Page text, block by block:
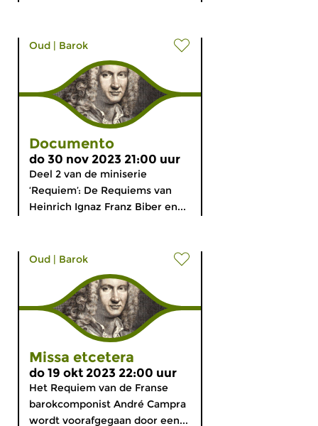
Oud | Barok
Documento
do 30 nov 2023 21:00 uur
Deel 2 van de miniserie
‘Requiem’: De Requiems van
Heinrich Ignaz Franz Biber en...
Oud | Barok
Missa etcetera
do 19 okt 2023 22:00 uur
Het Requiem van de Franse
barokcomponist André Campra
wordt voorafgegaan door een...